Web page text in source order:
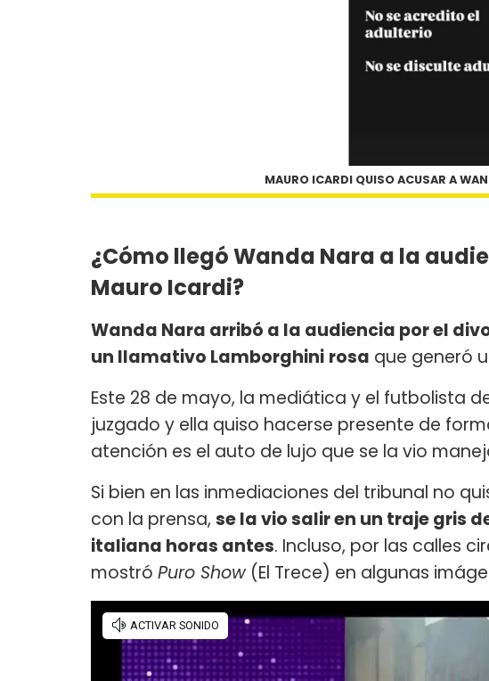
MAURO ICARDI QUISO ACUSAR A
¿Cómo llegó Wanda Nara a la
Mauro Icardi?
Wanda Nara arribó a la audiencia por el
un llamativo Lamborghini rosa que generó
Este 28 de mayo, la mediática y el futbolista
juzgado y ella quiso hacerse presente de
atención es el auto de lujo que se la vio
Si bien en las inmediaciones del tribunal no
con la prensa, se la vio salir en un traje gris
italiana horas antes. Incluso, por las calles
mostró Puro Show(El Trece) en algunas